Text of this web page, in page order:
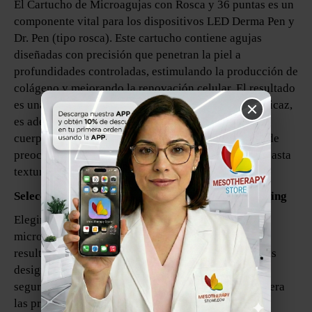
El Cartucho de Microagujas con Rosca y 36 puntas es un
componente vital para los dispositivos LED Derma Pen y
Dr. Pen (tipo rosca). Este cartucho contiene agujas
diseñadas con precisión que penetran la piel a
profundidades controladas, estimulando la producción de
colágeno y mejorando la renovación celular. El resultado
es una piel más firme, suave y radiante. Versátil y eficaz,
es adecuado para su uso en el rostro, cuello, escote,
cuerpo y cuero cabelludo, abordando una variedad de
preocupaciones cutáneas, desde cicatrices de acné hasta
texturas desiguales.
Selección del Cartucho Correcto para Microneedling
Elegir el cartucho adecuado para tu bolígrafo de
microneedling es esencial para lograr los mejores
resultados. Cada modelo de bolígrafo tiene cartuchos
designados que garantizan un rendimiento óptimo y
seguridad. Antes de seleccionar un cartucho, considera
las preocupaciones específicas de la piel que deseas